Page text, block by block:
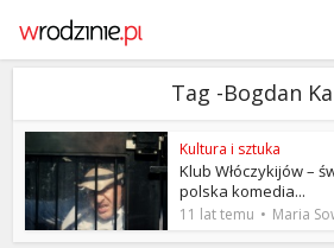
Tag -Bogdan
Kultura i sztuka
Klub Włóczykijów –
polska komedia...
11 lat temu Maria